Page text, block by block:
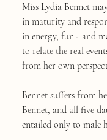
Miss Lydia Bennet
in maturity and
in energy, fun - and
to relate the real
from her own
Bennet suffers from
Bennet, and all five
entailed only to male